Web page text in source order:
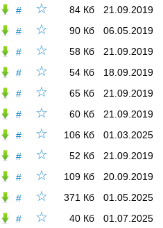
☆
# 21.09.2019
84 Кб
☆
# 06.05.2019
90 Кб
☆
# 21.09.2019
58 Кб
☆
# 18.09.2019
54 Кб
☆
# 21.09.2019
65 Кб
☆
# 21.09.2019
60 Кб
☆
# 01.03.2025
106 Кб
☆
# 21.09.2019
52 Кб
☆
# 20.09.2019
109 Кб
☆
# 01.05.2025
371 Кб
☆
# 01.07.2025
40 Кб